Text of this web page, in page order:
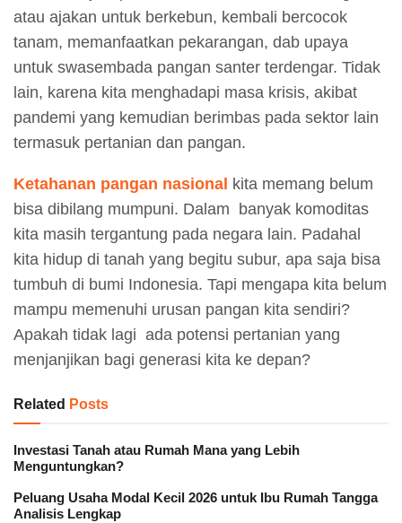
atau ajakan untuk berkebun, kembali bercocok
tanam, memanfaatkan pekarangan, dab upaya
untuk swasembada pangan santer terdengar. Tidak
lain, karena kita menghadapi masa krisis, akibat
pandemi yang kemudian berimbas pada sektor lain
termasuk pertanian dan pangan.
Ketahanan pangan nasional kita memang belum
bisa dibilang mumpuni. Dalam banyak komoditas
kita masih tergantung pada negara lain. Padahal
kita hidup di tanah yang begitu subur, apa saja bisa
tumbuh di bumi Indonesia. Tapi mengapa kita belum
mampu memenuhi urusan pangan kita sendiri?
Apakah tidak lagi ada potensi pertanian yang
menjanjikan bagi generasi kita ke depan?
Related Posts
Investasi Tanah atau Rumah Mana yang Lebih
Menguntungkan?
Peluang Usaha Modal Kecil 2026 untuk Ibu Rumah Tangga
Analisis Lengkap